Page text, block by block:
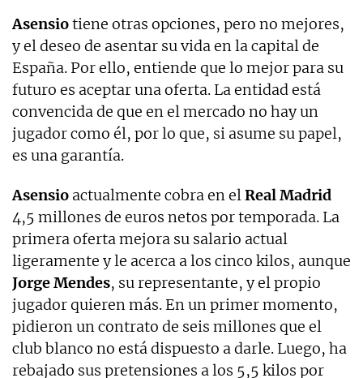
Asensiotiene otras opciones, pero no mejores,
y el deseo de asentar su vida en la capital de
España. Por ello, entiende que lo mejor para su
futuro es aceptar una oferta. La entidad está
convencida de que en el mercado no hay un
jugador como él, por lo que, si asume su papel,
es una garantía.
Asensio actualmente cobra en elReal Madrid
4,5 millones de euros netos por temporada. La
primera oferta mejora su salario actual
ligeramente y le acerca a los cinco kilos, aunque
Jorge Mendes, su representante, y el propio
jugador quieren más. En un primer momento,
pidieron un contrato de seis millones que el
club blanco no está dispuesto a darle. Luego, ha
rebajado sus pretensiones a los 5,5 kilos por